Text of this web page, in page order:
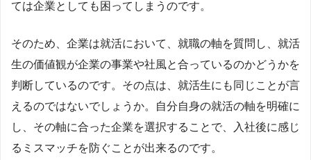
ては企業としても困ってしまうのです。
そのため、企業は就活において、就職の軸を質問し、就活
生の価値観が企業の事業や社風と合っているのかどうかを
判断しているのです。その点は、就活生にも同じことが言
えるのではないでしょうか。自分自身の就活の軸を明確に
し、その軸に合った企業を選択することで、入社後に感じ
るミスマッチを防ぐことが出来るのです。